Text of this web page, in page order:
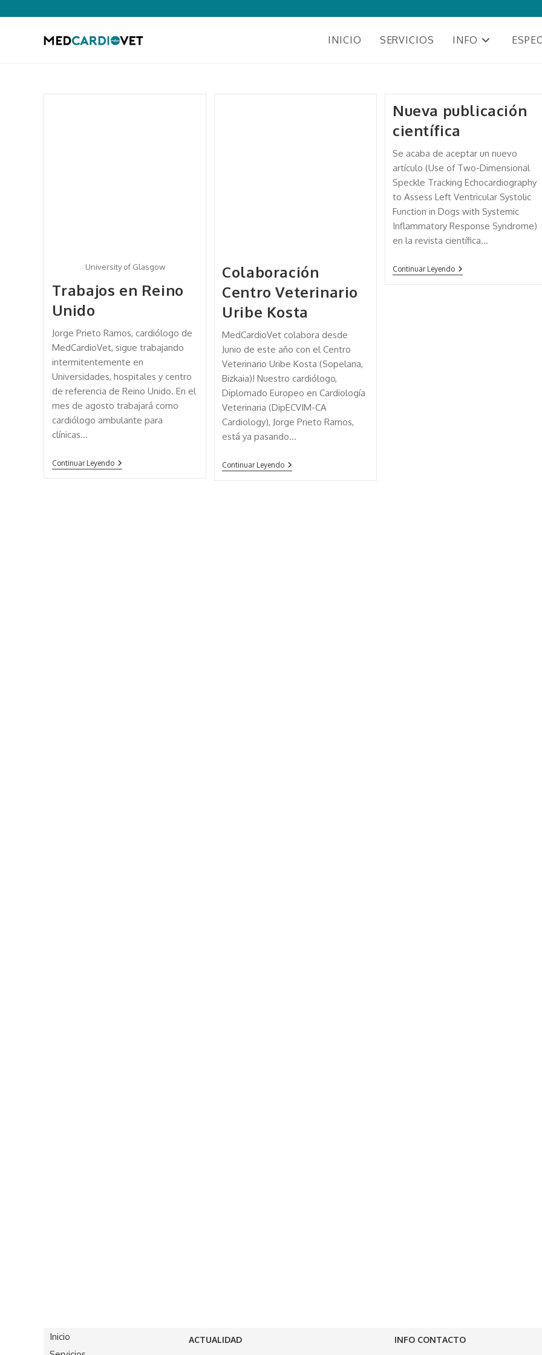
INICIO SERVICIOS INFO
University of Glasgow
Trabajos en Reino
Unido
Jorge Prieto Ramos, cardiólogo de
MedCardioVet, sigue trabajando
intermitentemente en
Universidades, hospitales y centro
de referencia de Reino Unido. En el
mes de agosto trabajará como
cardiólogo ambulante para
clínicas…
Continuar Leyendo
Colaboración
Centro Veterinario
Uribe Kosta
MedCardioVet colabora desde
Junio de este año con el Centro
Veterinario Uribe Kosta (Sopelana,
Bizkaia)! Nuestro cardiólogo,
Diplomado Europeo en Cardiología
Veterinaria (DipECVIM-CA
Cardiology), Jorge Prieto Ramos,
está ya pasando…
Continuar Leyendo
Nueva publicación
científica
Se acaba de aceptar un nuevo
artículo (Use of Two-Dimensional
Speckle Tracking Echocardiography
to Assess Left Ventricular Systolic
Function in Dogs with Systemic
Inflammatory Response Syndrome)
en la revista científica…
Continuar Leyendo
Inicio
ACTUALIDAD INFO CONTACTO